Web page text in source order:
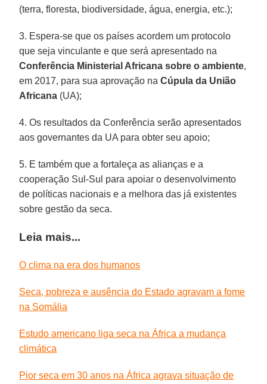
(terra, floresta, biodiversidade, água, energia, etc.);
3. Espera-se que os países acordem um protocolo
que seja vinculante e que será apresentado na
Conferência Ministerial Africana sobre o ambiente,
em 2017, para sua aprovação naCúpula da União
Africana (UA);
4. Os resultados da Conferência serão apresentados
aos governantes da UA para obter seu apoio;
5. E também que a fortaleça as alianças e a
cooperação Sul-Sul para apoiar o desenvolvimento
de políticas nacionais e a melhora das já existentes
sobre gestão da seca.
Leia mais...
O clima na era dos humanos
Seca, pobreza e ausência do Estado agravam a fome
na Somália
Estudo americano liga seca na África a mudança
climática
Pior seca em 30 anos na África agrava situação de